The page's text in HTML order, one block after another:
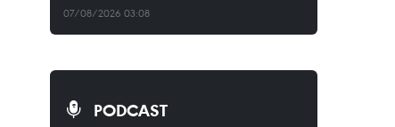
07/08/2026 03:08
PODCAST